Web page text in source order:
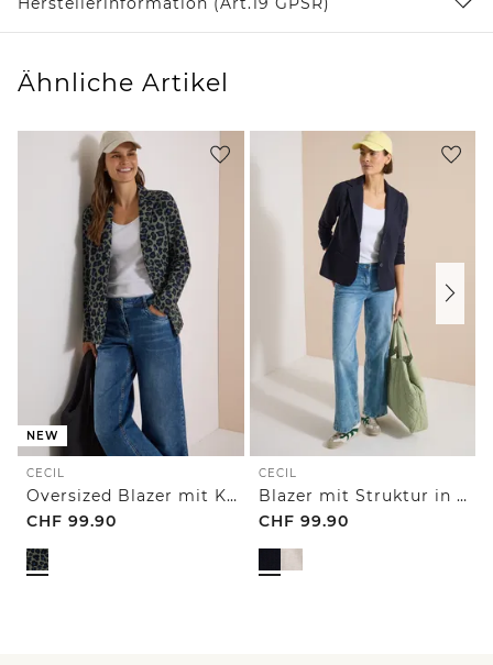
Ähnliche Artikel
NEW
CECIL
Oversized Blazer mit Knöpfen und Print
CHF 99.90
CECIL
Blazer mit Struktur in Unifarbe
CHF 99.90